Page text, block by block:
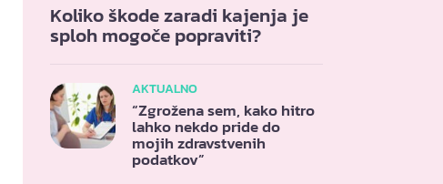
Koliko škode zaradi kajenja je
sploh mogoče popraviti?
AKTUALNO
“Zgrožena sem, kako hitro
lahko nekdo pride do
mojih zdravstvenih
podatkov”